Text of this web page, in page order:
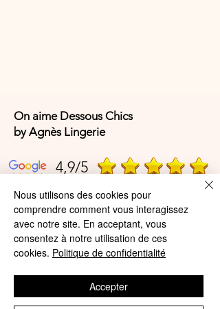
On aime Dessous Chics
by Agnès Lingerie
4,9/5
4,9/5
A propos de nous
Nous utilisons des cookies pour
comprendre comment vous interagissez
avec notre site. En acceptant, vous
consentez à notre utilisation de ces
cookies. Politique de confidentialité
Accepter